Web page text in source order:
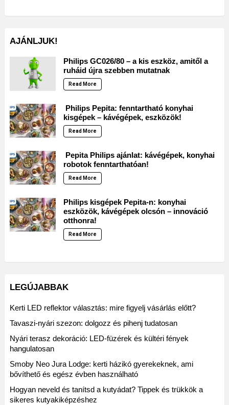
AJÁNLJUK!
Philips GC026/80 – a kis eszköz, amitől a
ruháid újra szebben mutatnak
Read More
Philips Pepita: fenntartható konyhai
kisgépek – kávégépek, eszközök!
Read More
Pepita Philips ajánlat: kávégépek, konyhai
robotok fenntarthatóan!
Read More
Philips kisgépek Pepita-n: konyhai
eszközök, kávégépek olcsón – innováció
otthonra!
Read More
LEGÚJABBAK
Kerti LED reflektor választás: mire figyelj vásárlás előtt?
Tavaszi-nyári szezon: dolgozz és pihenj tudatosan
Nyári terasz dekoráció: LED-füzérek és kültéri fények
hangulatosan
Smoby Neo Jura Lodge: kerti házikó gyerekeknek, ami
bővíthető és egész évben használható
Hogyan neveld és tanítsd a kutyádat? Tippek és trükkök a
sikeres kutyakiképzéshez